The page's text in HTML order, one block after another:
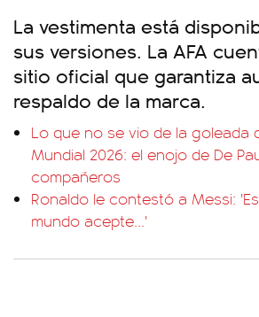
La vestimenta está
sus versiones. La AFA
sitio oficial que garantiza
respaldo de la marca.
Lo que no se vio de la goleada
Mundial 2026: el enojo de De
compañeros
Ronaldo le contestó a Messi:
mundo acepte...'